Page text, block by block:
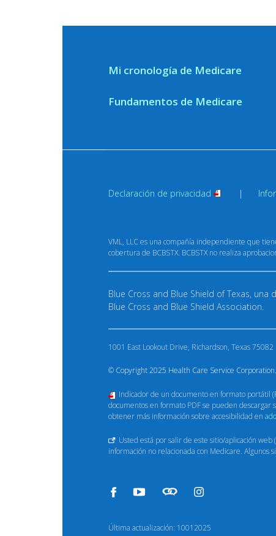
Mi cronología de Medicare
Fundamentos de Medicare
Declaración de privacidad
VML, LLC es una compañía independiente que
cobertura de BCBSTX. BCBSTX no realiza
Blue Cross and Blue Shield of Texas,
Blue Cross and Blue Shield Association.
1001 East Lookout Drive, Richardson, Texas 75082
© Copyright 2025 Health Care Service
Indicador de un documento en formato portátil
documentos en formato PDF se pueden
obtener más información sobre accesibilidad en
Usted está por salir de este sitio/aplicación
información no relacionada con Medicare.
Última actualización: 10012025